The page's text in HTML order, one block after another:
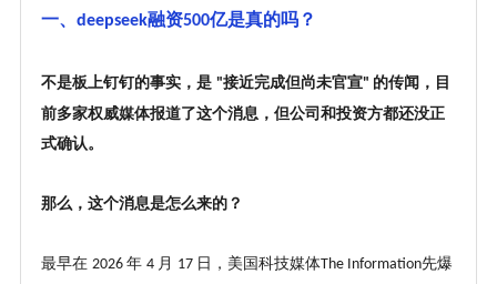
一、 deepseek融资500亿是真的吗？
不是板上钉钉的事实，是 "接近完成但尚未官宣" 的传闻，目
前多家权威媒体报道了这个消息，但公司和投资方都还没正
式确认。
那么，这个消息是怎么来的？
最早在 2026 年 4 月 17 日，美国科技媒体The Information先爆